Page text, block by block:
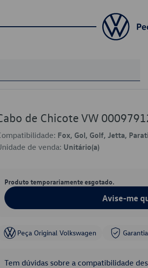
de Chicote VW
Fox, Gol, Golf, Jetta,
de venda: Unitário(a)
Produto temporariamente esgotado.
Avise-me
Peça Original Volkswagen
Tem dúvidas sobre a compatibilidade